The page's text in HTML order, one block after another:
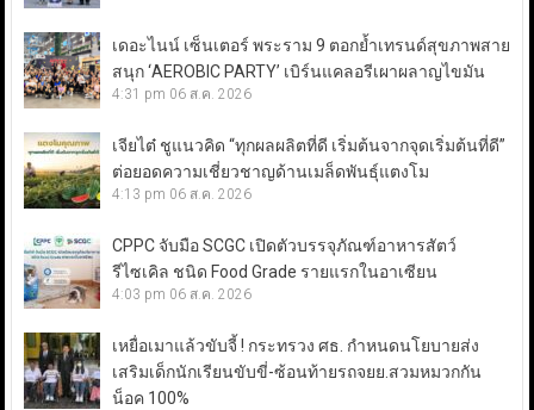
เดอะไนน์ เซ็นเตอร์ พระราม 9 ตอกย้ำเทรนด์สุขภาพสาย
สนุก ‘AEROBIC PARTY’ เบิร์นแคลอรีเผาผลาญไขมัน
4:31 pm 06 ส.ค. 2026
เจียไต๋ ชูแนวคิด “ทุกผลผลิตที่ดี เริ่มต้นจากจุดเริ่มต้นที่ดี”
ต่อยอดความเชี่ยวชาญด้านเมล็ดพันธุ์แตงโม
4:13 pm 06 ส.ค. 2026
CPPC จับมือ SCGC เปิดตัวบรรจุภัณฑ์อาหารสัตว์
รีไซเคิล ชนิด Food Grade รายแรกในอาเซียน
4:03 pm 06 ส.ค. 2026
เหยื่อเมาแล้วขับจี้ ! กระทรวง ศธ. กำหนดนโยบายส่ง
เสริมเด็กนักเรียนขับขี่-ซ้อนท้ายรถจยย.สวมหมวกกัน
น็อค 100%